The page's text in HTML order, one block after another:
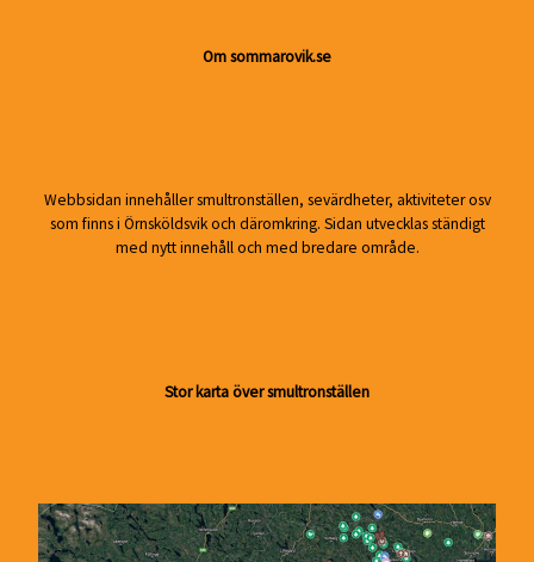
Om sommarovik.se
Webbsidan innehåller smultronställen, sevärdheter, aktiviteter osv
som finns i Örnsköldsvik och däromkring. Sidan utvecklas ständigt
med nytt innehåll och med bredare område.
Stor karta över smultronställen